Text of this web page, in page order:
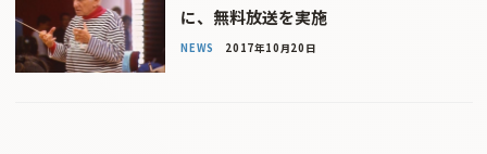
に、無料放送を実施
NEWS 2017年10月20日